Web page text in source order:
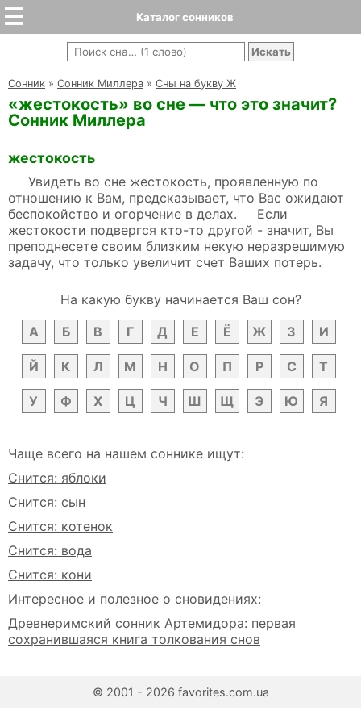
Каталог сонников
Cонник » Сонник Миллера » Сны на букву Ж
«жестокость» во сне — что это значит?
Сонник Миллера
жестокость
Увидеть во сне жестокость, проявленную по
отношению к Вам, предсказывает, что Вас ожидают
беспокойство и огорчение в делах. Если
жестокости подвергся кто-то другой - значит, Вы
преподнесете своим близким некую неразрешимую
задачу, что только увеличит счет Ваших потерь.
На какую букву начинается Ваш сон?
А
Б В Г Д Е Ё Ж З И
Й К Л М Н О П Р С Т
У Ф Х Ц Ч Ш Щ Э Ю Я
Чаще всего на нашем соннике ищут:
Снится: яблоки
Снится: сын
Снится: котенок
Снится: вода
Снится: кони
Интересное и полезное о сновидениях:
Древнеримский сонник Артемидора: первая
сохранившаяся книга толкования снов
© 2001 - 2026 favorites.com.ua